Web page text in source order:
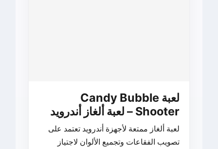
لعبة Candy Bubble
Shooter – لعبة ألغاز أندرويد
لعبة ألغاز ممتعة لأجهزة أندرويد تعتمد على
تصويب الفقاعات وتجميع الألوان لاجتياز